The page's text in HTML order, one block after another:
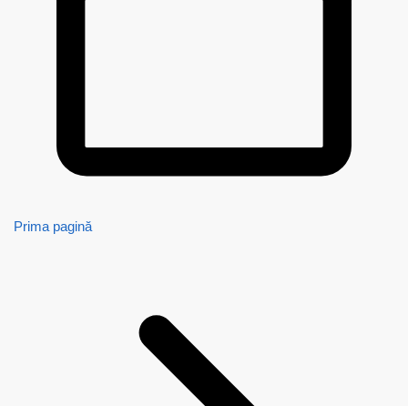
Prima pagină